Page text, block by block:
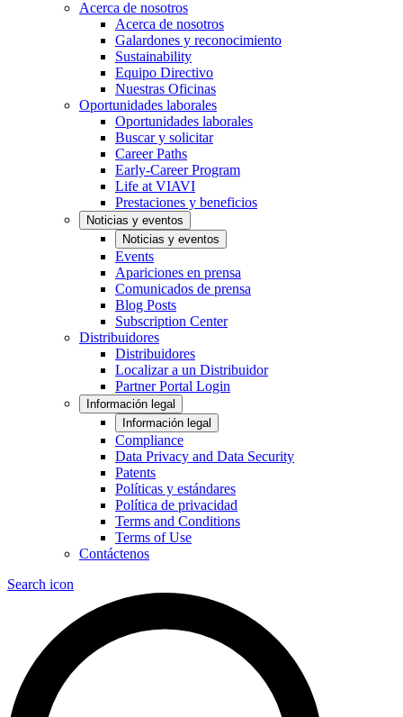
Acerca de nosotros
Acerca de nosotros
Galardones y reconocimiento
Sustainability
Equipo Directivo
Nuestras Oficinas
Oportunidades laborales
Oportunidades laborales
Buscar y solicitar
Career Paths
Early-Career Program
Life at VIAVI
Prestaciones y beneficios
Noticias y eventos
Noticias y eventos
Events
Apariciones en prensa
Comunicados de prensa
Blog Posts
Subscription Center
Distribuidores
Distribuidores
Localizar a un Distribuidor
Partner Portal Login
Información legal
Información legal
Compliance
Data Privacy and Data Security
Patents
Políticas y estándares
Política de privacidad
Terms and Conditions
Terms of Use
Contáctenos
Search icon